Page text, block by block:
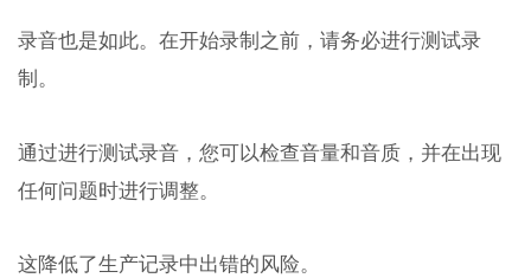
录音也是如此。在开始录制之前，请务必进行测试录
制。
通过进行测试录音，您可以检查音量和音质，并在出现
任何问题时进行调整。
这降低了生产记录中出错的风险。